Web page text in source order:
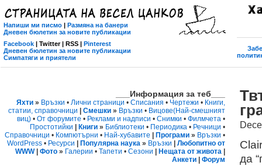
Напиши ми писмо | Размяна на банери
Дневен бюлетин за новите публикации
Facebook | Twitter | RSS | Pinterest
Дневен бюлетин за новите публикации
Симпатяги и приятели
да
___Информация за теб___
Яхти » Връзки • Лични страници • Списания • Чертежи • Книги,
статии, справочници
Смешки » Връзки • Вицове(Най-смешният
виц) • От форумите • Реклами и надписи • Снимки • Филмчета •
Простотийки
Книги » Библиотеки • Периодика • Речници •
Справочници • Компютърни • Най-хубавите Програми » Връзки •
WordPress • Ресурси Популярна наука » Връзки
Любопитно от
WWW| Фото » Галерии • Тапети • Сезони Нещата от живота
Анкети
Форум